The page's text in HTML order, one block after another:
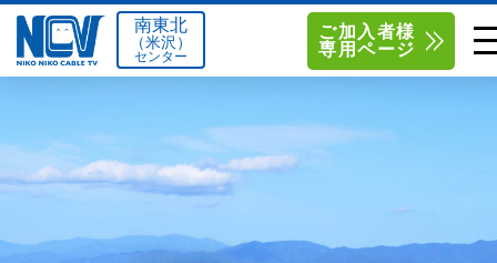
南東北センター（福島）
函館センター 0138-34-2525
単品料金
お得なセットプラン
南東北センター(福島)
南東北
（米沢）
センター
ご加入者様
専用ページ